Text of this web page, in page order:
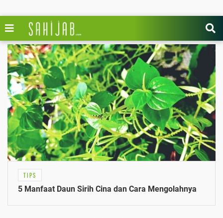
TIPS
5 Manfaat Daun Sirih Cina dan Cara Mengolahnya